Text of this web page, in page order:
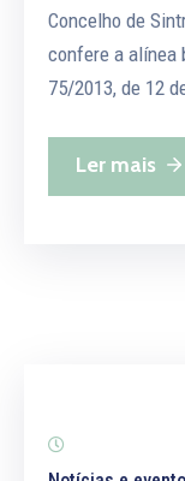
Concelho de
confere a alínea
75/2013, de 12
Ler mais